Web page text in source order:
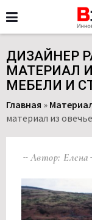
ДИЗАЙНЕР
МАТЕРИАЛ
МЕБЕЛИ И
Главная »
материал из
Автор: Елена